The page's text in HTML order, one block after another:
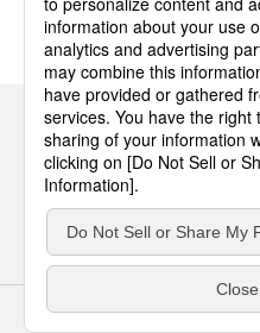
サイトのご利用にあたって